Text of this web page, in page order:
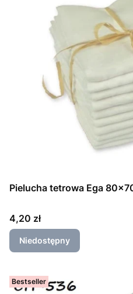
Pielucha tetrowa Ega
Cena
4,20 zł
Niedostępny
Bestseller